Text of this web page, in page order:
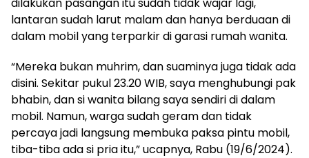
lantaran sudah larut malam dan hanya berduaan di
dalam mobil yang terparkir di garasi rumah wanita.
“Mereka bukan muhrim, dan suaminya juga tidak ada
disini. Sekitar pukul 23.20 WIB, saya menghubungi pak
bhabin, dan si wanita bilang saya sendiri di dalam
mobil. Namun, warga sudah geram dan tidak
percaya jadi langsung membuka paksa pintu mobil,
tiba-tiba ada si pria itu,” ucapnya, Rabu (19/6/2024).